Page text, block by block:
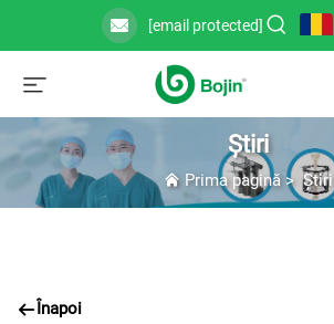
[email protected]
Știri
Prima pagină>Știri
Înapoi